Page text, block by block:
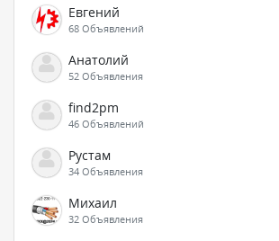
Евгений
68 Объявлений
Анатолий
52 Объявления
find2pm
46 Объявлений
Рустам
34 Объявления
Михаил
32 Объявления